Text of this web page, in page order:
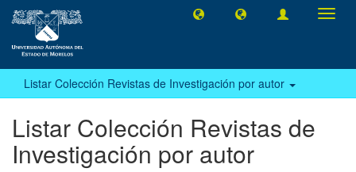
Listar Colección Revistas de Investigación por autor
Listar Colección Revistas de
Investigación por autor